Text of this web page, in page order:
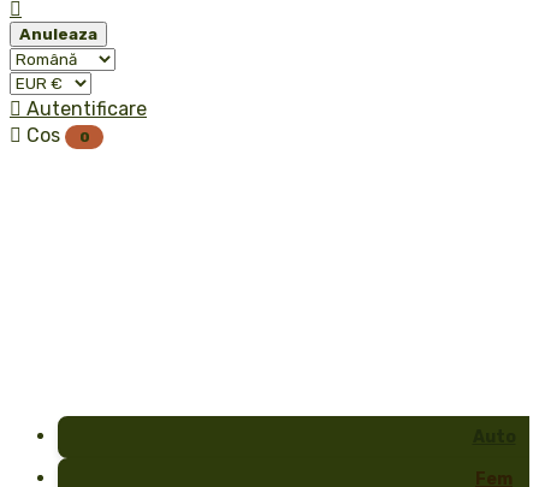

Anuleaza
 Autentificare
 Cos 0
Fem